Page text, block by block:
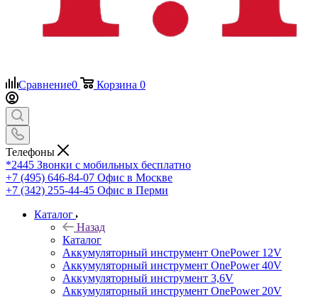
Сравнение0 Корзина 0
Телефоны
*2445 Звонки с мобильных бесплатно
+7 (495) 646-84-07 Офис в Москве
+7 (342) 255-44-45 Офис в Перми
Каталог
Назад
Каталог
Аккумуляторный инструмент OnePower 12V
Аккумуляторный инструмент OnePower 40V
Аккумуляторный инструмент 3,6V
Аккумуляторный инструмент OnePower 20V